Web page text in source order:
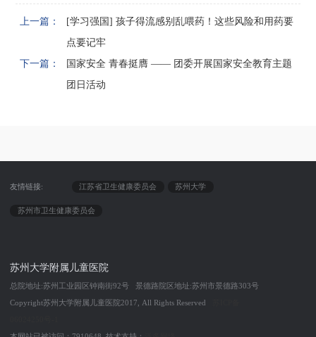
上一篇：
[学习强国] 孩子得流感别乱喂药！这些风险和用药要
点要记牢
下一篇：
国家安全 青春挺膺 —— 团委开展国家安全教育主题
团日活动
友情链接: 江苏省卫生健康委员会 苏州大学
苏州市卫生健康委员会
苏州大学附属儿童医院
总院地址:苏州工业园区钟南街92号 景德路院区地址:苏州市景德路303号
Copyright苏州大学附属儿童医院2017, All Rights Reserved